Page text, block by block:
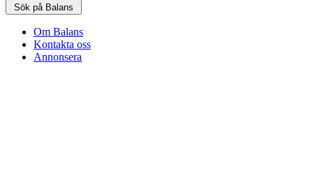
Sök på Balans
Om Balans
Kontakta oss
Annonsera